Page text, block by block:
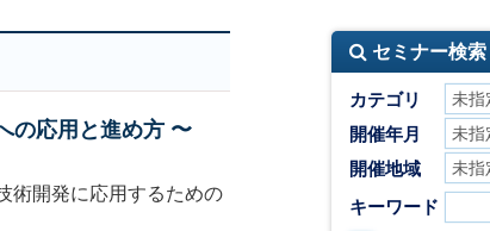
の応用と進め方 〜
術開発に応用するための
セミナー検索
カテゴリ
開催年月
開催地域
キーワード